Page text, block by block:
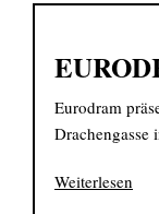
Eurodram
Drachengasse
Weiterlesen